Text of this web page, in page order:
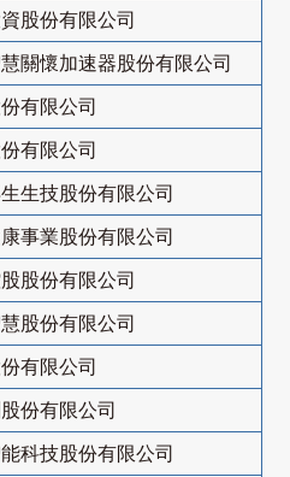
股份有限公司
關懷加速器股份有限公司
有限公司
有限公司
生技股份有限公司
事業股份有限公司
股份有限公司
股份有限公司
有限公司
份有限公司
科技股份有限公司